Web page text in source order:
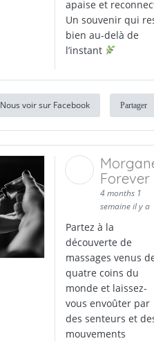
apaise et
Un souvenir qui
bien au-delà de
l’instant
Nous voir sur Facebook Partager
Forever
4 months 1
semaine il y a
Partez à la
découverte de
massages venus
quatre coins du
monde et laissez-
vous envoûter par
des senteurs et
mouvements